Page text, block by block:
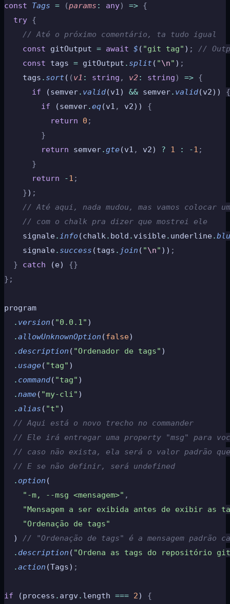
const Tags = (params : any) => {
  try
{
    // Até o próximo comentário, ta tudo igual
    const
gitOutput = await $ ( "git tag" ) ;
//
    const
tags = gitOutput . split( "\n" ) ;
    tags
. sort( (v1 : string , v2: string) => {
      if
(semver. valid(v1) && semver. valid(v2)) {
        if
(semver.eq(v1 , v2)) {
          return
0 ;
        }
        return
semver.gte(v1 , v2) ? 1 : -1 ;
      }
      return
-1 ;
    }
) ;
// Até aqui, nada mudou, mas vamos colocar
    // com o chalk pra dizer que mostrei ele
    signale
.info (chalk. bold . visible. underline.
    signale
. success (tags . join ( "\n" )) ;
  }
catch (e) {}
};
program
  .
version ( "0.0.1" )
  .
allowUnknownOption (false)
  .
description ( "Ordenador de tags" )
  .
usage( "tag" )
  .
command( "tag" )
  .
name( "my-cli" )
  .
alias ( "t" )
  // Aqui está o novo trecho no commander
// Ele irá entregar uma property "msg" para
// caso não exista, ela será o valor padrão
  // E se não definir, será undefined
  .
option (
    "-m, --msg <mensagem>"
,
"Mensagem a ser exibida antes de exibir as
    "Ordenação de tags"
  )
// "Ordenação de tags" é a mensagem padrão
  .
description ( "Ordena as tags do repositório
  .
action (Tags) ;
if (process . argv . length === 2) {